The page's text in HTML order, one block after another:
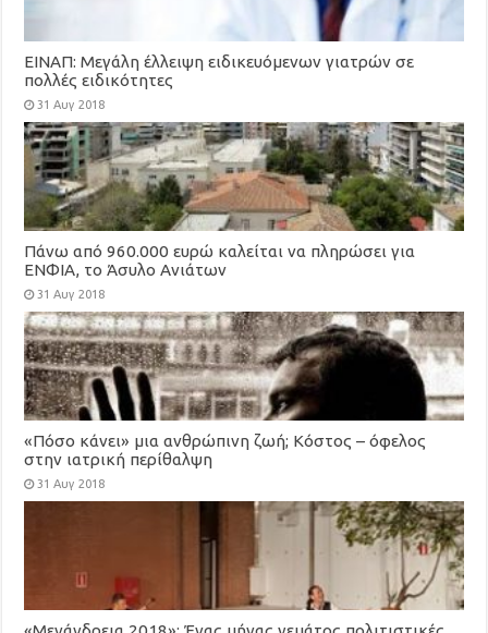
ΕΙΝΑΠ: Μεγάλη έλλειψη ειδικευόμενων γιατρών σε
πολλές ειδικότητες
31 Αυγ 2018
Πάνω από 960.000 ευρώ καλείται να πληρώσει για
ΕΝΦΙΑ, το Άσυλο Ανιάτων
31 Αυγ 2018
«Πόσο κάνει» μια ανθρώπινη ζωή; Κόστος – όφελος
στην ιατρική περίθαλψη
31 Αυγ 2018